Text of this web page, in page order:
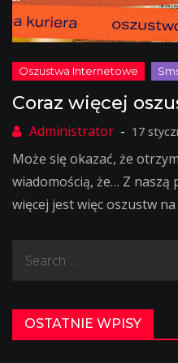
Coraz więcej
17
Może się okazać, że
wiadomością, że… Z naszą
więcej jest więc oszustw
OSTATNIE WPISY